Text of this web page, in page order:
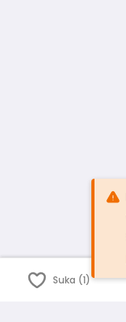
Suka (1)